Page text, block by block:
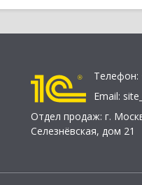
Телефон:
Email:
Отдел продаж: г.
Селезнёвская, дом 21